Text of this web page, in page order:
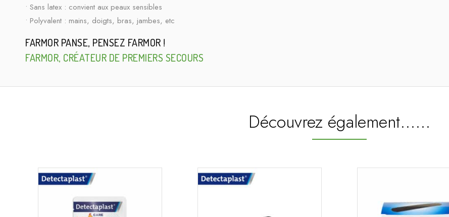
• Sans latex : convient aux peaux sensibles
• Polyvalent : mains, doigts, bras, jambes, etc
FARMOR PANSE, PENSEZ FARMOR !
FARMOR, CRÉATEUR DE PREMIERS SECOURS
Découvrez également...…